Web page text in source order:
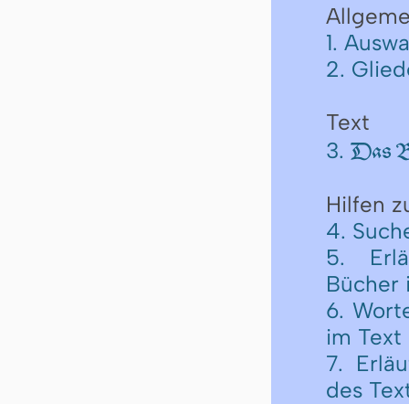
1.
2.
Text
3. Das
Hilfen
4.
5.
Bücher
6.
im Text
7.
des